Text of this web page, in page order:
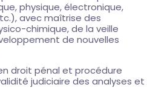
physique, électronique,
avec maîtrise des
chimique, de la veille
de nouvelles
droit pénal et procédure
judiciaire des analyses et